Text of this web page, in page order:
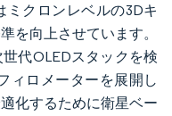
ミクロンレベルの3Dキ
を向上させています。
代OLEDスタックを検
ィロメーターを展開し
化するために衛星ベー